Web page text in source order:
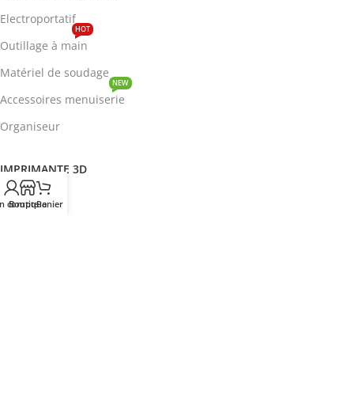
Electroportatif
Outillage à main
HOT
Matériel de soudage
Accessoires menuiserie
NEW
Organiseur
IMPRIMANTE 3D
ROBOTIQUE
compte
BoutiquePanier